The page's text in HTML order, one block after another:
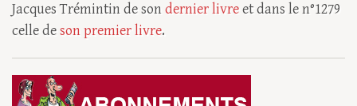
Jacques Trémintin de sondernier livreet dans le n°1279
celle deson premier livre.